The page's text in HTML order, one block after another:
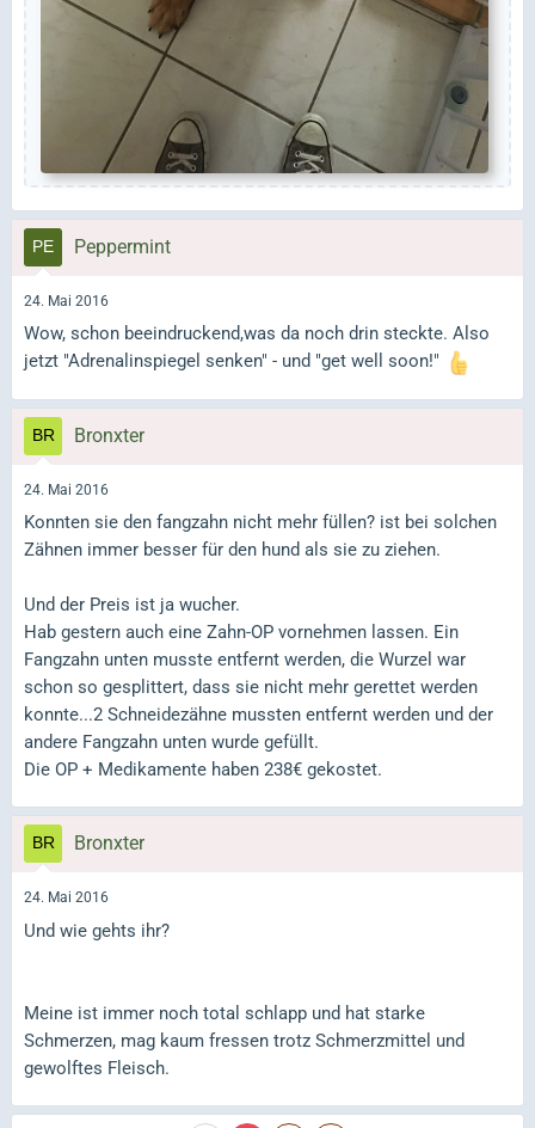
Peppermint
24. Mai 2016
Wow, schon beeindruckend,was da noch drin steckte. Also
jetzt "Adrenalinspiegel senken" - und "get well soon!"
Bronxter
24. Mai 2016
Konnten sie den fangzahn nicht mehr füllen? ist bei solchen
Zähnen immer besser für den hund als sie zu ziehen.
Und der Preis ist ja wucher.
Hab gestern auch eine Zahn-OP vornehmen lassen. Ein
Fangzahn unten musste entfernt werden, die Wurzel war
schon so gesplittert, dass sie nicht mehr gerettet werden
konnte...2 Schneidezähne mussten entfernt werden und der
andere Fangzahn unten wurde gefüllt.
Die OP + Medikamente haben 238€ gekostet.
Bronxter
24. Mai 2016
Und wie gehts ihr?
Meine ist immer noch total schlapp und hat starke
Schmerzen, mag kaum fressen trotz Schmerzmittel und
gewolftes Fleisch.